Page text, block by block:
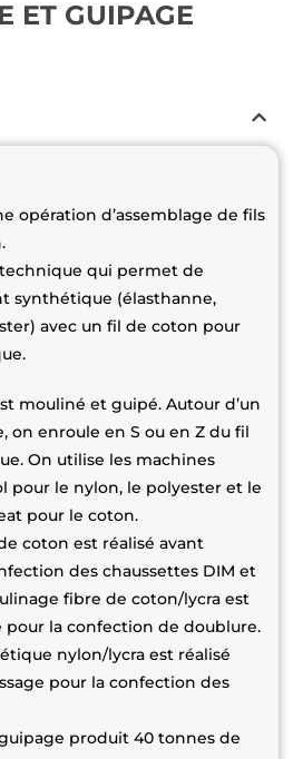
ET GUIPAGE
opération d’assemblage de fils
qui permet de
synthétique (élasthanne,
avec un fil de coton pour
mouliné et guipé. Autour d’un
on enroule en S ou en Z du fil
On utilise les machines
pour le nylon, le polyester et le
pour le coton.
coton est réalisé avant
des chaussettes DIM et
fibre de coton/lycra est
pour la confection de doublure.
nylon/lycra est réalisé
pour la confection des
produit 40 tonnes de